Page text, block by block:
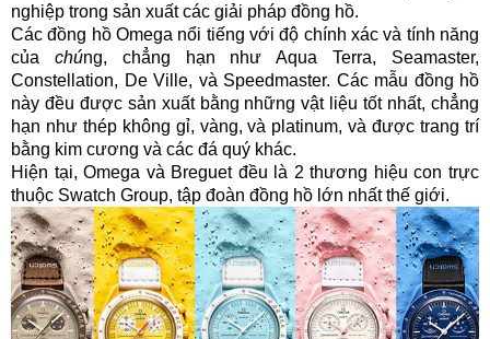
nghiệp trong sản xuất các giải pháp đồng hồ.
Các đồng hồ Omega nổi tiếng với độ chính xác và tính năng
của chúng, chẳng hạn như Aqua Terra, Seamaster,
Constellation, De Ville, và Speedmaster. Các mẫu đồng hồ
này đều được sản xuất bằng những vật liệu tốt nhất, chẳng
hạn như thép không gỉ, vàng, và platinum, và được trang trí
bằng kim cương và các đá quý khác.
Hiện tại, Omega và Breguet đều là 2 thương hiệu con trực
thuộc Swatch Group, tập đoàn đồng hồ lớn nhất thế giới.